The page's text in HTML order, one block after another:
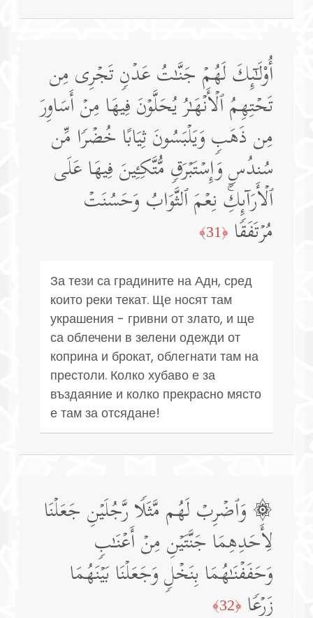
أُو۟لَـٰۤىِٕكَ لَهُمۡ جَنَّـٰتُ عَدۡنࣲ تَجۡرِی مِن
تَحۡتِهِمُ ٱلۡأَنۡهَـٰرُ یُحَلَّوۡنَ فِیهَا مِنۡ أَسَاوِرَ
مِن ذَهَبࣲ وَیَلۡبَسُونَ ثِیَابًا خُضۡرࣰا مِّن
سُندُسࣲ وَإِسۡتَبۡرَقࣲ مُّتَّكِـِٔینَ فِیهَا عَلَى
ٱلۡأَرَاۤىِٕكِۚ نِعۡمَ ٱلثَّوَابُ وَحَسُنَتۡ
مُرۡتَفَقࣰا ﴿31﴾
За тези са градините на Адн, сред
които реки текат. Ще носят там
украшения - гривни от злато, и ще
са облечени в зелени одежди от
коприна и брокат, облегнати там на
престоли. Колко хубаво е за
въздаяние и колко прекрасно място
е там за отсядане!
۞ وَٱضۡرِبۡ لَهُم مَّثَلࣰا رَّجُلَیۡنِ جَعَلۡنَا
لِأَحَدِهِمَا جَنَّتَیۡنِ مِنۡ أَعۡنَـٰبࣲ
وَحَفَفۡنَـٰهُمَا بِنَخۡلࣲ وَجَعَلۡنَا بَیۡنَهُمَا
زَرۡعࣰا ﴿32﴾